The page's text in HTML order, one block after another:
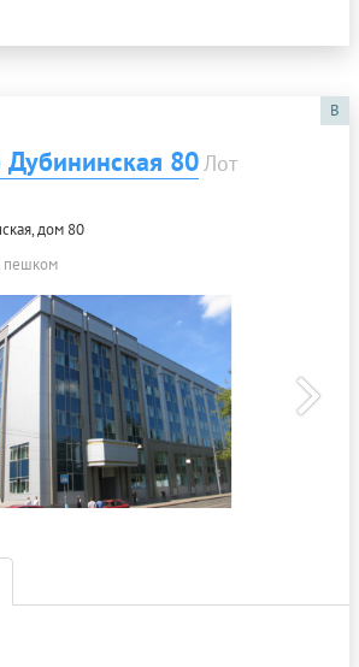
B
Дубининская 80 Лот
дом 80
пешком